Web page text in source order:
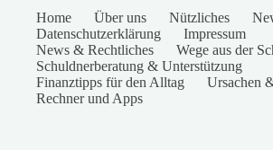
Home Über uns Nützliches
Datenschutzerklärung
Impressum
News & Rechtliches
Wege aus der
Schuldnerberatung & Unterstützung
Finanztipps für den Alltag
Ursachen
Rechner und Apps